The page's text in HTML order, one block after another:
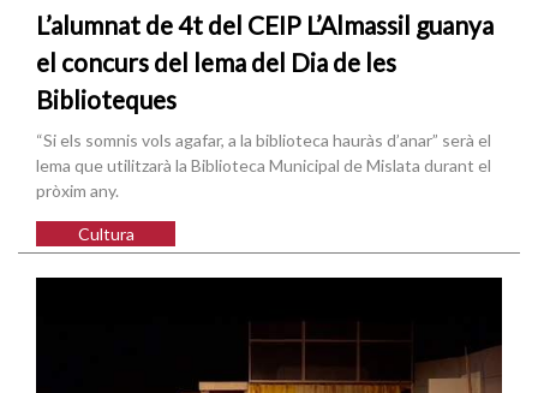
L’alumnat de 4t del CEIP L’Almassil guanya
el concurs del lema del Dia de les
Biblioteques
“Si els somnis vols agafar, a la biblioteca hauràs d’anar” serà el
lema que utilitzarà la Biblioteca Municipal de Mislata durant el
pròxim any.
Cultura